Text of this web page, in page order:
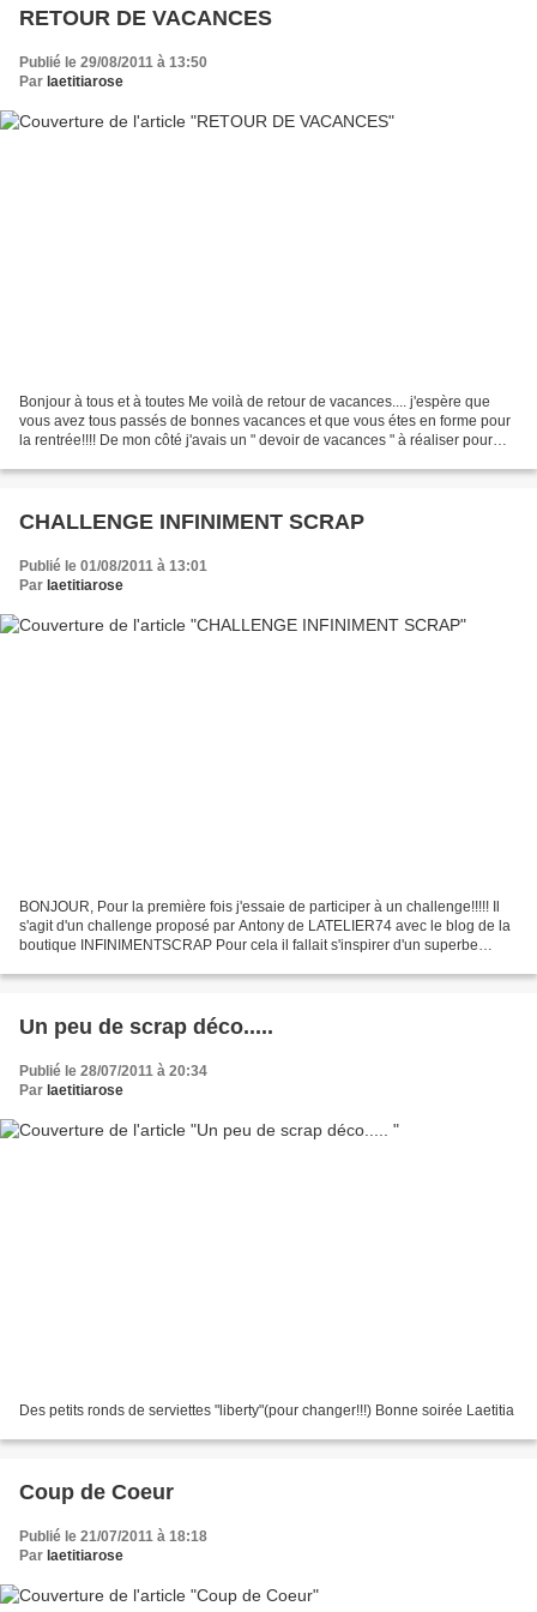
RETOUR DE VACANCES
Publié le 29/08/2011 à 13:50
Par laetitiarose
Bonjour à tous et à toutes Me voilà de retour de vacances.... j'espère que
vous avez tous passés de bonnes vacances et que vous étes en forme pour
la rentrée!!!! De mon côté j'avais un " devoir de vacances " à réaliser pour
CHALLENGE INFINIMENT SCRAP
Publié le 01/08/2011 à 13:01
Par laetitiarose
BONJOUR, Pour la première fois j'essaie de participer à un challenge!!!!! Il
s'agit d'un challenge proposé par Antony de LATELIER74 avec le blog de la
boutique INFINIMENTSCRAP Pour cela il fallait s'inspirer d'un superbe
Un peu de scrap déco.....
Publié le 28/07/2011 à 20:34
Par laetitiarose
Des petits ronds de serviettes "liberty"(pour changer!!!) Bonne soirée Laetitia
Coup de Coeur
Publié le 21/07/2011 à 18:18
Par laetitiarose